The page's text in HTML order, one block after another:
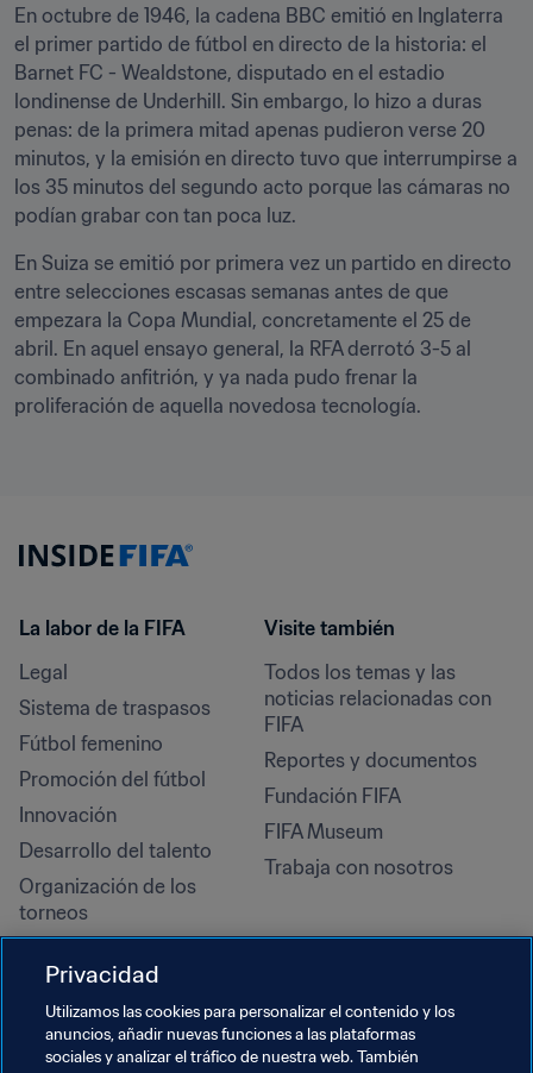
En octubre de 1946, la cadena BBC emitió en Inglaterra
el primer partido de fútbol en directo de la historia: el
Barnet FC - Wealdstone, disputado en el estadio
londinense de Underhill. Sin embargo, lo hizo a duras
penas: de la primera mitad apenas pudieron verse 20
minutos, y la emisión en directo tuvo que interrumpirse a
los 35 minutos del segundo acto porque las cámaras no
podían grabar con tan poca luz.
En Suiza se emitió por primera vez un partido en directo
entre selecciones escasas semanas antes de que
empezara la Copa Mundial, concretamente el 25 de
abril. En aquel ensayo general, la RFA derrotó 3-5 al
combinado anfitrión, y ya nada pudo frenar la
proliferación de aquella novedosa tecnología.
La labor de la FIFA
Legal
Sistema de traspasos
Fútbol femenino
Promoción del fútbol
Innovación
Desarrollo del talento
Organización de los
torneos
Derechos humanos y lucha
contra la discriminación
Salud y atención médica
Visite también
Todos los temas y las
noticias relacionadas con
FIFA
Reportes y documentos
Fundación FIFA
FIFA Museum
Trabaja con nosotros
Privacidad
Utilizamos las cookies para personalizar el contenido y los
anuncios, añadir nuevas funciones a las plataformas
sociales y analizar el tráfico de nuestra web. También